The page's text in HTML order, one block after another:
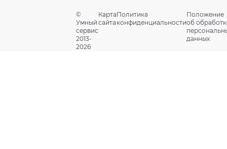
©
Умный
сервис
2013-
2026
Карта
сайта
Политика
конфиденциальности
Положение
об
данных